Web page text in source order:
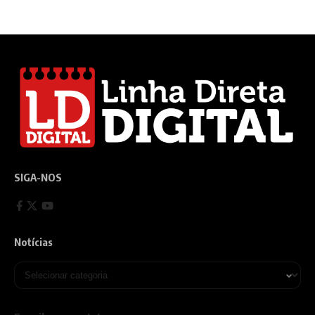
SIGA-NOS
Notícias